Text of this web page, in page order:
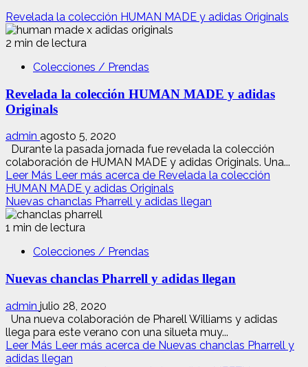
Revelada la colección HUMAN MADE y adidas Originals
2 min de lectura
Colecciones / Prendas
Revelada la colección HUMAN MADE y adidas
Originals
admin agosto 5, 2020
Durante la pasada jornada fue revelada la colección
colaboración de HUMAN MADE y adidas Originals. Una...
Leer Más Leer más acerca de Revelada la colección
HUMAN MADE y adidas Originals
Nuevas chanclas Pharrell y adidas llegan
1 min de lectura
Colecciones / Prendas
Nuevas chanclas Pharrell y adidas llegan
admin julio 28, 2020
Una nueva colaboración de Pharell Williams y adidas
llega para este verano con una silueta muy...
Leer Más Leer más acerca de Nuevas chanclas Pharrell y
adidas llegan